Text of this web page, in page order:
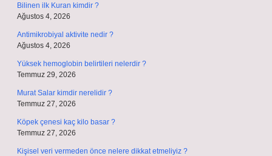
Bilinen ilk Kuran kimdir ?
Ağustos 4, 2026
Antimikrobiyal aktivite nedir ?
Ağustos 4, 2026
Yüksek hemoglobin belirtileri nelerdir ?
Temmuz 29, 2026
Murat Salar kimdir nerelidir ?
Temmuz 27, 2026
Köpek çenesi kaç kilo basar ?
Temmuz 27, 2026
Kişisel veri vermeden önce nelere dikkat etmeliyiz ?